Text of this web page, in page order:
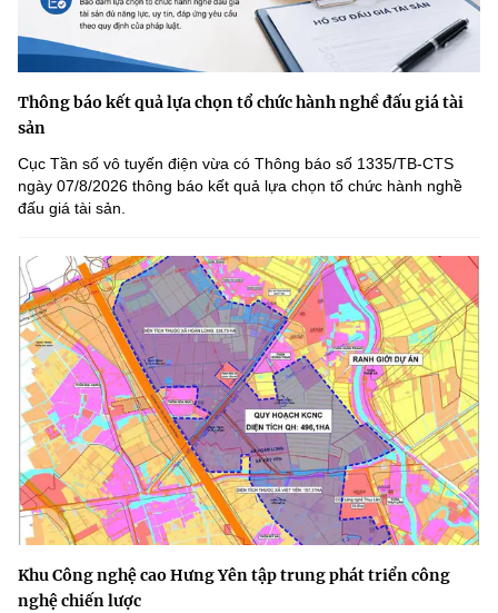
Thông báo kết quả lựa chọn tổ chức hành nghề đấu giá tài
sản
Cục Tần số vô tuyến điện vừa có Thông báo số 1335/TB-CTS
ngày 07/8/2026 thông báo kết quả lựa chọn tổ chức hành nghề
đấu giá tài sản.
Khu Công nghệ cao Hưng Yên tập trung phát triển công
nghệ chiến lược